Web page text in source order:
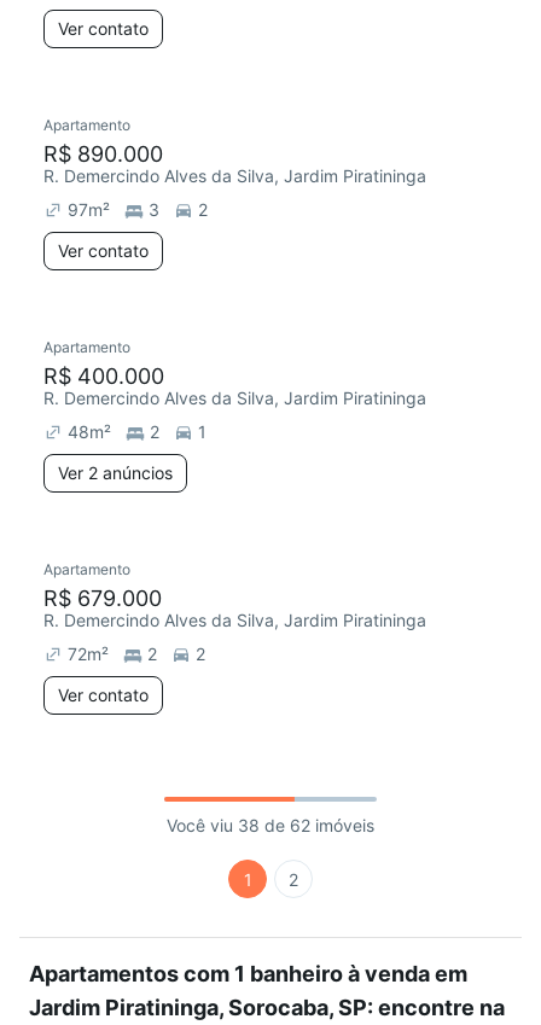
Ver contato
Apartamento
R$ 890.000
R. Demercindo Alves da Silva, Jardim Piratininga
97m² 3
2
Ver contato
Apartamento
R$ 400.000
R. Demercindo Alves da Silva, Jardim Piratininga
48m² 2
1
Ver 2 anúncios
Apartamento
R$ 679.000
R. Demercindo Alves da Silva, Jardim Piratininga
72m² 2
2
Ver contato
Você viu 38 de 62 imóveis
1 2
Apartamentos com 1 banheiro à venda em
Jardim Piratininga, Sorocaba, SP: encontre na